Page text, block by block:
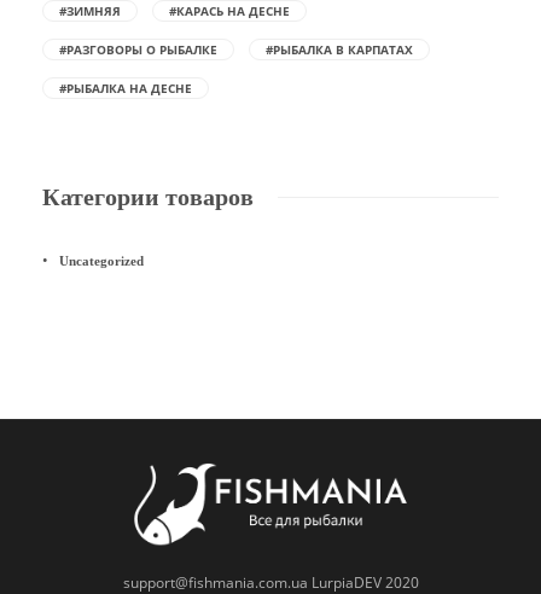
#ЗИМНЯЯ #КАРАСЬ НА ДЕСНЕ
#РАЗГОВОРЫ О РЫБАЛКЕ #РЫБАЛКА В КАРПАТАХ
#РЫБАЛКА НА ДЕСНЕ
Категории товаров
Uncategorized
support@fishmania.com.ua LurpiaDEV 2020